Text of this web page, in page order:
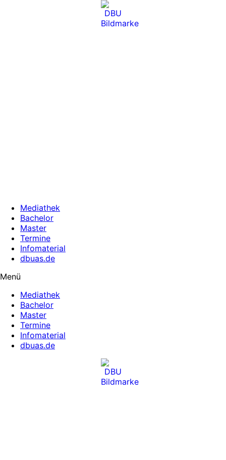
Mediathek
Bachelor
Master
Termine
Infomaterial
dbuas.de
Menü
Mediathek
Bachelor
Master
Termine
Infomaterial
dbuas.de